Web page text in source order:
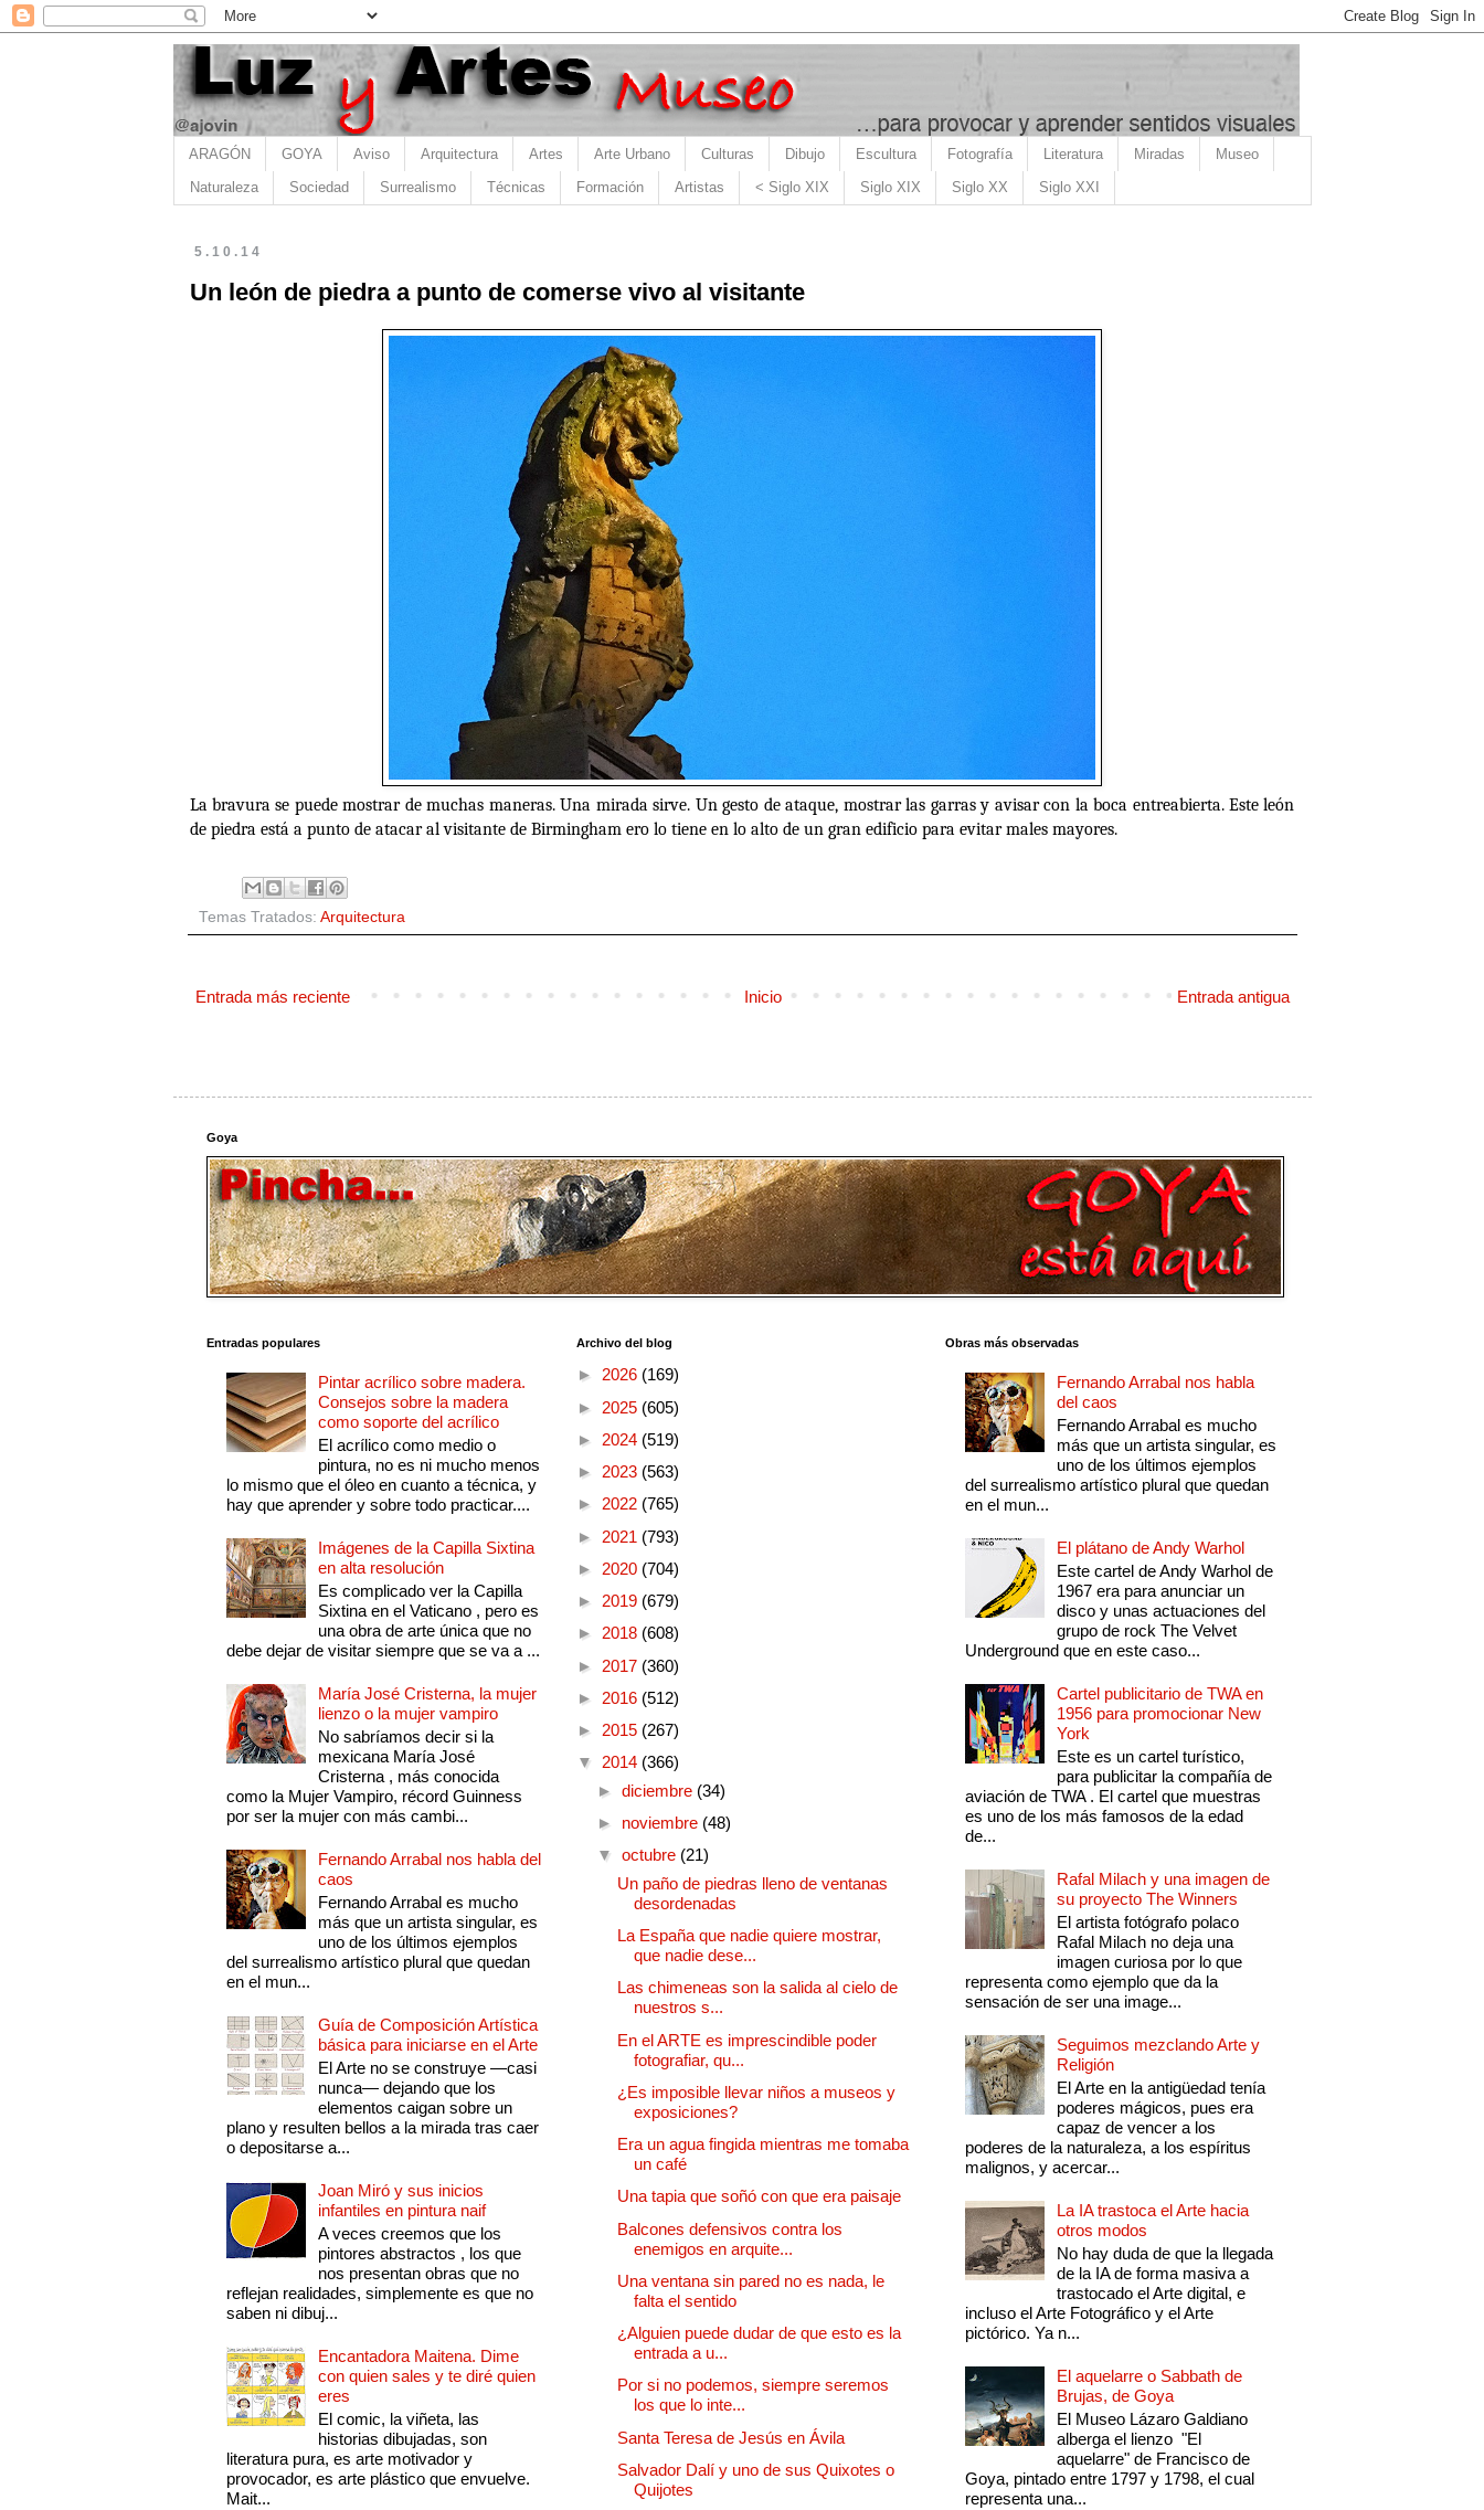
ARAGÓN GOYA Aviso Arquitectura Artes Arte Urbano Culturas Dibujo Escultura Fotografía Literatura Miradas Museo
Naturaleza Sociedad Surrealismo Técnicas Formación Artistas < Siglo XIX Siglo XIX Siglo XX Siglo XXI
5.10.14
Un león de piedra a punto de comerse vivo al visitante
La bravura se puede mostrar de muchas maneras. Una mirada sirve. Un gesto de ataque, mostrar las garras y avisar con la boca entreabierta. Este león
de piedra está a punto de atacar al visitante de Birmingham ero lo tiene en lo alto de un gran edificio para evitar males mayores.
Temas Tratados: Arquitectura
Entrada más reciente Entrada antigua
Inicio
Goya
Entradas populares
Pintar acrílico sobre madera.
Consejos sobre la madera
como soporte del acrílico
El acrílico como medio o
pintura, no es ni mucho menos
lo mismo que el óleo en cuanto a técnica, y
hay que aprender y sobre todo practicar....
Imágenes de la Capilla Sixtina
en alta resolución
Es complicado ver la Capilla
Sixtina en el Vaticano , pero es
una obra de arte única que no
debe dejar de visitar siempre que se va a ...
María José Cristerna, la mujer
lienzo o la mujer vampiro
No sabríamos decir si la
mexicana María José
Cristerna , más conocida
como la Mujer Vampiro, récord Guinness
por ser la mujer con más cambi...
Fernando Arrabal nos habla del
caos
Fernando Arrabal es mucho
más que un artista singular, es
uno de los últimos ejemplos
del surrealismo artístico plural que quedan
en el mun...
Guía de Composición Artística
básica para iniciarse en el Arte
El Arte no se construye —casi
nunca— dejando que los
elementos caigan sobre un
plano y resulten bellos a la mirada tras caer
o depositarse a...
Joan Miró y sus inicios
infantiles en pintura naif
A veces creemos que los
pintores abstractos , los que
nos presentan obras que no
reflejan realidades, simplemente es que no
saben ni dibuj...
Encantadora Maitena. Dime
con quien sales y te diré quien
eres
El comic, la viñeta, las
historias dibujadas, son
literatura pura, es arte motivador y
provocador, es arte plástico que envuelve.
Mait...
Archivo del blog
► 2026 (169)
► 2025 (605)
► 2024 (519)
► 2023 (563)
► 2022 (765)
► 2021 (793)
► 2020 (704)
► 2019 (679)
► 2018 (608)
► 2017 (360)
► 2016 (512)
► 2015 (267)
▼ 2014 (366)
► diciembre (34)
► noviembre (48)
▼ octubre (21)
Un paño de piedras lleno de ventanas
desordenadas
La España que nadie quiere mostrar,
que nadie dese...
Las chimeneas son la salida al cielo de
nuestros s...
En el ARTE es imprescindible poder
fotografiar, qu...
¿Es imposible llevar niños a museos y
exposiciones?
Era un agua fingida mientras me tomaba
un café
Una tapia que soñó con que era paisaje
Balcones defensivos contra los
enemigos en arquite...
Una ventana sin pared no es nada, le
falta el sentido
¿Alguien puede dudar de que esto es la
entrada a u...
Por si no podemos, siempre seremos
los que lo inte...
Santa Teresa de Jesús en Ávila
Salvador Dalí y uno de sus Quixotes o
Quijotes
Obras más observadas
Fernando Arrabal nos habla
del caos
Fernando Arrabal es mucho
más que un artista singular, es
uno de los últimos ejemplos
del surrealismo artístico plural que quedan
en el mun...
El plátano de Andy Warhol
Este cartel de Andy Warhol de
1967 era para anunciar un
disco y unas actuaciones del
grupo de rock The Velvet
Underground que en este caso...
Cartel publicitario de TWA en
1956 para promocionar New
York
Este es un cartel turístico,
para publicitar la compañía de
aviación de TWA . El cartel que muestras
es uno de los más famosos de la edad
de...
Rafal Milach y una imagen de
su proyecto The Winners
El artista fotógrafo polaco
Rafal Milach no deja una
imagen curiosa por lo que
representa como ejemplo que da la
sensación de ser una image...
Seguimos mezclando Arte y
Religión
El Arte en la antigüedad tenía
poderes mágicos, pues era
capaz de vencer a los
poderes de la naturaleza, a los espíritus
malignos, y acercar...
La IA trastoca el Arte hacia
otros modos
No hay duda de que la llegada
de la IA de forma masiva a
trastocado el Arte digital, e
incluso el Arte Fotográfico y el Arte
pictórico. Ya n...
El aquelarre o Sabbath de
Brujas, de Goya
El Museo Lázaro Galdiano
alberga el lienzo "El
aquelarre" de Francisco de
Goya, pintado entre 1797 y 1798, el cual
representa una...